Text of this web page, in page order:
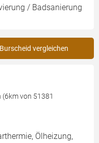
/ Badsanierung
vergleichen
(6km von 51381
Ölheizung,